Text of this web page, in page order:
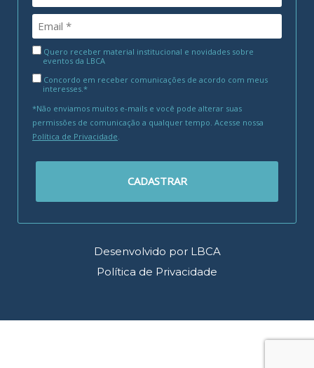
Quero receber material institucional e novidades sobre
eventos da LBCA
Concordo em receber comunicações de acordo com meus
interesses.*
*Não enviamos muitos e-mails e você pode alterar suas
permissões de comunicação a qualquer tempo. Acesse nossa
Política de Privacidade
CADASTRAR
Desenvolvido por LBCA
Política de Privacidade